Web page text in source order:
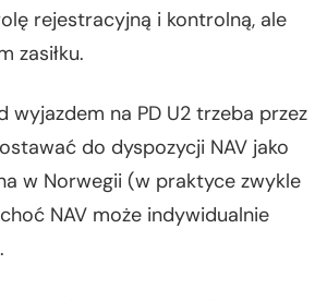
rejestracyjną i kontrolną, ale
zasiłku.
wyjazdem na PD U2 trzeba przez
do dyspozycji NAV jako
w Norwegii (w praktyce zwykle
NAV może indywidualnie